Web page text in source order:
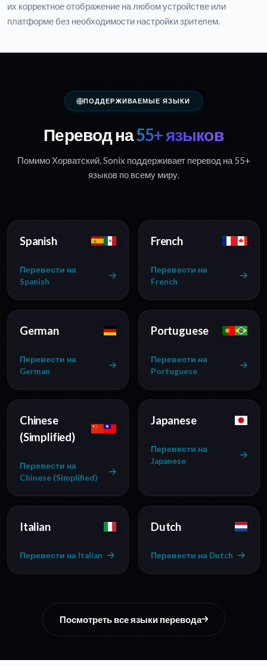
их корректное отображение на любом устройстве или
платформе без необходимости настройки зрителем.
ПОДДЕРЖИВАЕМЫЕ ЯЗЫКИ
Перевод на55+ языков
Помимо Хорватский, Sonix поддерживает перевод на 55+
языков по всему миру.
Spanish
Перевести на
Spanish
French
Перевести на
French
German
Перевести на
German
Portuguese
Перевести на
Portuguese
Chinese
(Simplified)
Перевести на
Chinese (Simplified)
Japanese
Перевести на
Japanese
Italian
Перевести на Italian
Dutch
Перевести на Dutch
Посмотреть все языки перевода